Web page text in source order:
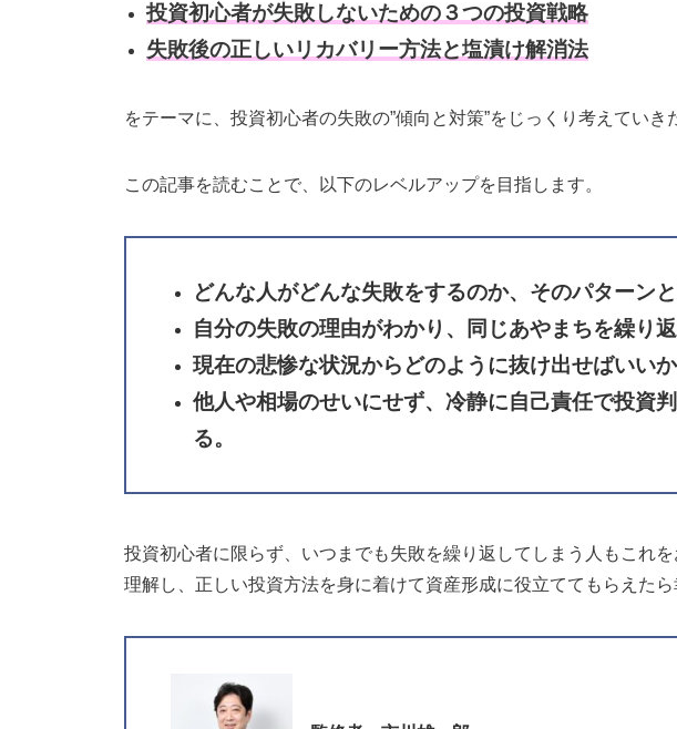
投資初心者が失敗しないための３つの投資戦略
失敗後の正しいリカバリー方法と塩漬け解消法
をテーマに、投資初心者の失敗の”傾向と対策”をじっくり考えていき
この記事を読むことで、以下のレベルアップを目指します。
どんな人がどんな失敗をするのか、そのパターン
自分の失敗の理由がわかり、同じあやまちを繰り
現在の悲惨な状況からどのように抜け出せばいいか
他人や相場のせいにせず、冷静に自己責任で投資
る。
投資初心者に限らず、いつまでも失敗を繰り返してしまう人もこれ
理解し、正しい投資方法を身に着けて資産形成に役立ててもらえたら